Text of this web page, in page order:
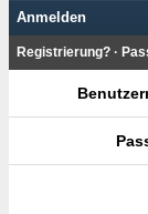
Anmelden
Registrierung? ·